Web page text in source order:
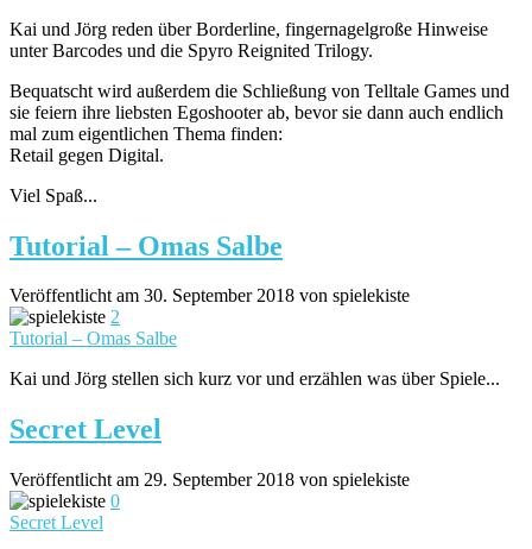
Kai und Jörg reden über Borderline, fingernagelgroße Hinweise
unter Barcodes und die Spyro Reignited Trilogy.
Bequatscht wird außerdem die Schließung von Telltale Games und
sie feiern ihre liebsten Egoshooter ab, bevor sie dann auch endlich
mal zum eigentlichen Thema finden:
Retail gegen Digital.
Viel Spaß...
Tutorial – Omas Salbe
Veröffentlicht am 30. September 2018 von spielekiste
2
Tutorial – Omas Salbe
Kai und Jörg stellen sich kurz vor und erzählen was über Spiele...
Secret Level
Veröffentlicht am 29. September 2018 von spielekiste
0
Secret Level